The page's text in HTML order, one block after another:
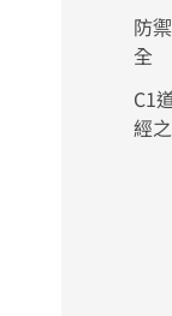
防
全
C1
經